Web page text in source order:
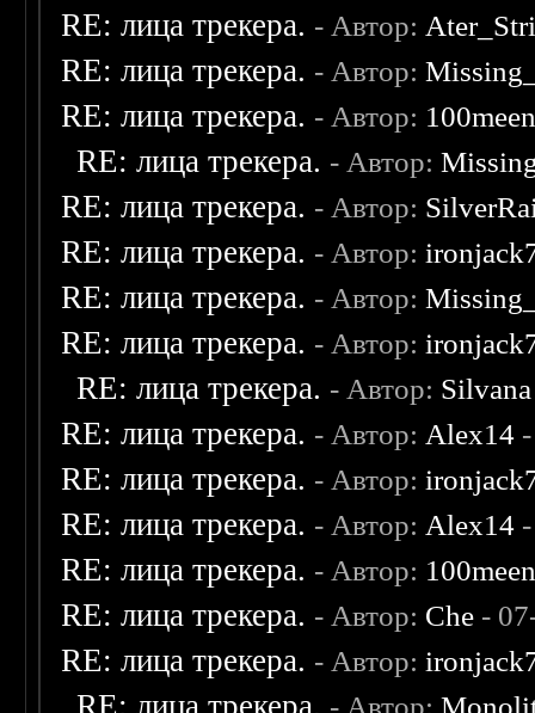
RE: лица трекера. - Автор:
RE: лица трекера. - Автор:
RE: лица трекера. - Автор:
RE: лица трекера. - Автор:
RE: лица трекера. - Автор:
RE: лица трекера. - Автор:
RE: лица трекера. - Автор:
RE: лица трекера. - Автор:
RE: лица трекера. - Автор: Silvana
RE: лица трекера. - Автор: Alex14
RE: лица трекера. - Автор:
RE: лица трекера. - Автор: Alex14
RE: лица трекера. - Автор:
RE: лица трекера. - Автор: Che -
RE: лица трекера. - Автор:
- Автор: